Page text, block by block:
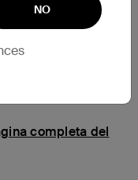
NO
completa del